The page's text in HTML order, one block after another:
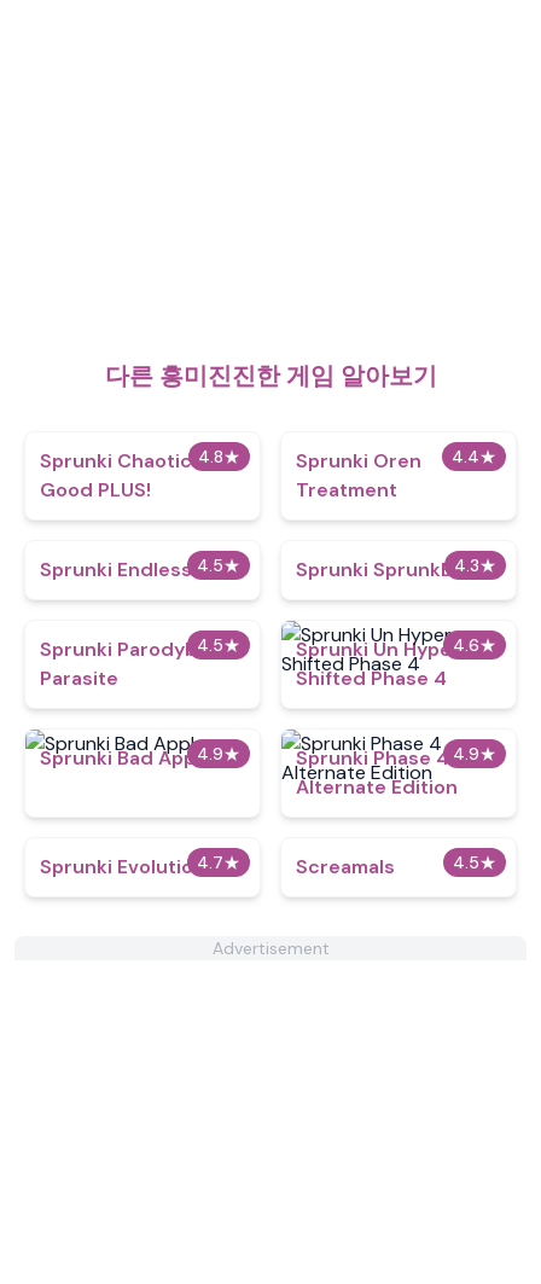
다른 흥미진진한 게임 알아보기
4.8★
Sprunki Chaotic
Good PLUS!
4.4★
Sprunki Oren
Treatment
4.5★
Sprunki Endless 4.3★
Sprunki SprunkBoy
4.5★
Sprunki Parodybox
Parasite
4.6★
Sprunki Un Hyper
Shifted Phase 4
4.9★
Sprunki Bad Apple 4.9★
Sprunki Phase 4
Alternate Edition
4.7★
Sprunki Evolution 4.5★
Screamals
Advertisement